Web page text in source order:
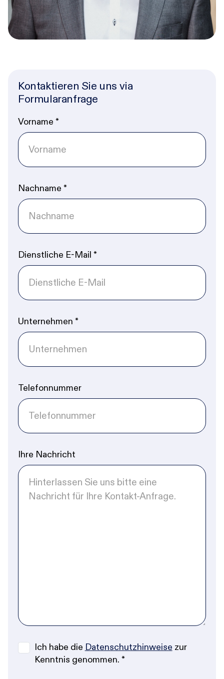
Kontaktieren Sie uns via
Formularanfrage
Vorname *
Nachname *
Dienstliche E-Mail *
Unternehmen *
Telefonnummer
Ihre Nachricht
Ich habe die Datenschutzhinweise zur
Kenntnis genommen. *